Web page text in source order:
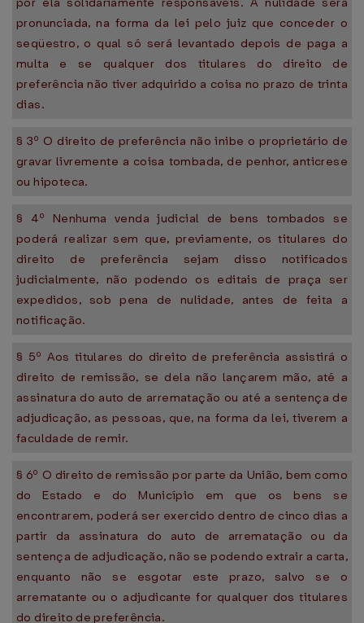
pronunciada, na forma da lei pelo juiz que conceder o
seqüestro, o qual só será levantado depois de paga a
multa e se qualquer dos titulares do direito de
preferência não tiver adquirido a coisa no prazo de trinta
dias.
§ 3º O direito de preferência não inibe o proprietário de
gravar livremente a coisa tombada, de penhor, anticrese
ou hipoteca.
§ 4º Nenhuma venda judicial de bens tombados se
poderá realizar sem que, previamente, os titulares do
direito de preferência sejam disso notificados
judicialmente, não podendo os editais de praça ser
expedidos, sob pena de nulidade, antes de feita a
notificação.
§ 5º Aos titulares do direito de preferência assistirá o
direito de remissão, se dela não lançarem mão, até a
assinatura do auto de arrematação ou até a sentença de
adjudicação, as pessoas, que, na forma da lei, tiverem a
faculdade de remir.
§ 6º O direito de remissão por parte da União, bem como
do Estado e do Município em que os bens se
encontrarem, poderá ser exercido dentro de cinco dias a
partir da assinatura do auto de arrematação ou da
sentença de adjudicação, não se podendo extrair a carta,
enquanto não se esgotar este prazo, salvo se o
arrematante ou o adjudicante for qualquer dos titulares
do direito de preferência.